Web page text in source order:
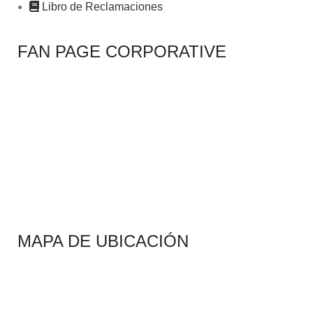
Libro de Reclamaciones
FAN PAGE CORPORATIVE
MAPA DE UBICACIÓN